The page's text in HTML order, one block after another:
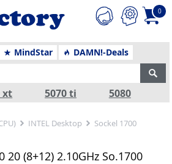
0
MindStar DAMN!-Deals
xt 5070 ti 5080
INTEL Desktop Sockel 1700
20 (8+12) 2.10GHz So.1700